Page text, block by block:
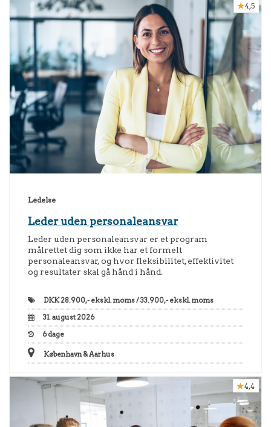
4,5
Ledelse
Leder uden personaleansvar
Leder uden personaleansvar er et program
målrettet dig som ikke har et formelt
personaleansvar, og hvor fleksibilitet, effektivitet
og resultater skal gå hånd i hånd.
DKK28.900,- ekskl. moms / 33.900,- ekskl. moms
31. august 2026
6dage
København & Aarhus
4,4